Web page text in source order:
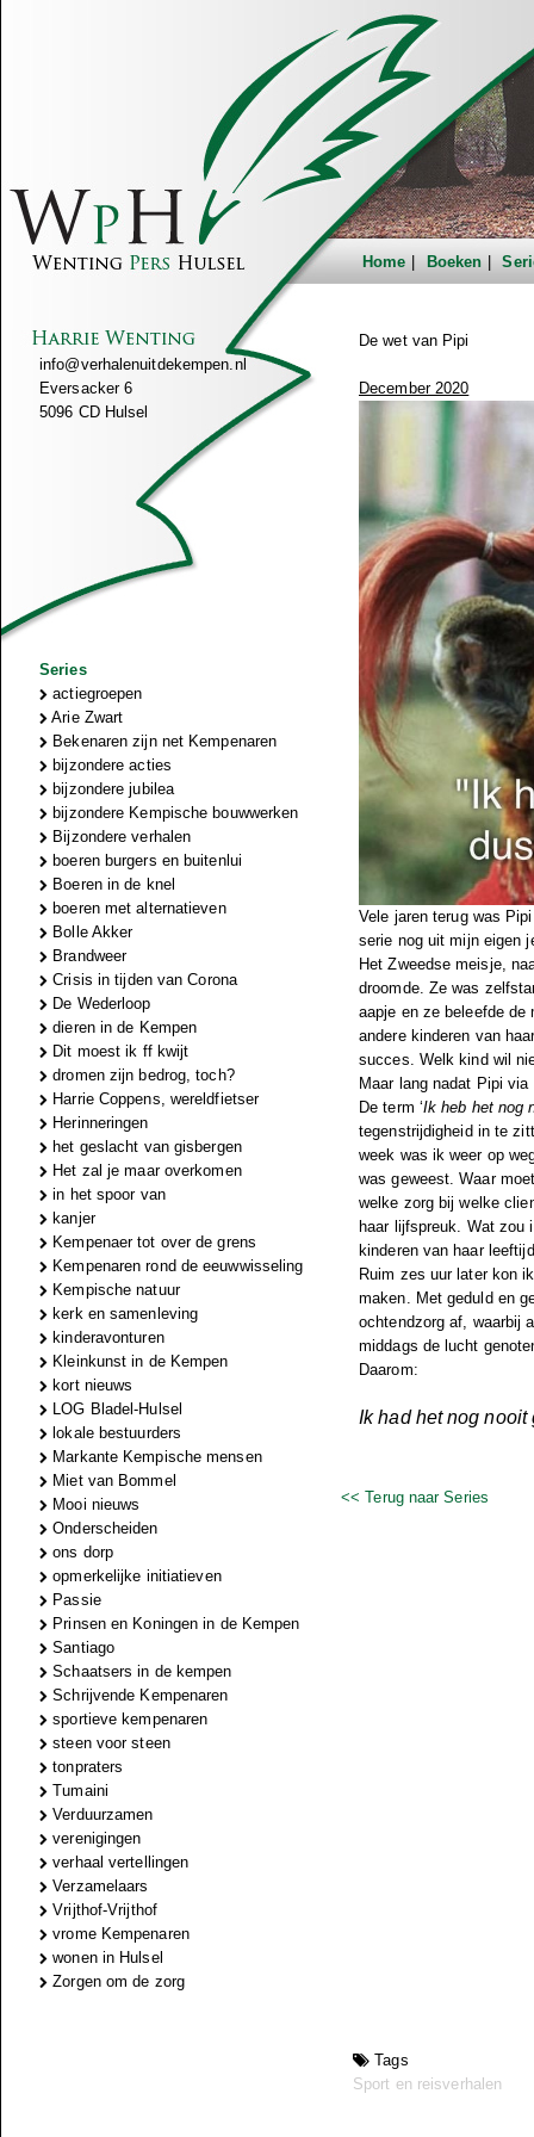
Home Boeken
info@verhalenuitdekempen.nl
Eversacker 6
5096 CD Hulsel
Series
actiegroepen
Arie Zwart
Bekenaren zijn net Kempenaren
bijzondere acties
bijzondere jubilea
bijzondere Kempische bouwwerken
Bijzondere verhalen
boeren burgers en buitenlui
Boeren in de knel
boeren met alternatieven
Bolle Akker
Brandweer
Crisis in tijden van Corona
De Wederloop
dieren in de Kempen
Dit moest ik ff kwijt
dromen zijn bedrog, toch?
Harrie Coppens, wereldfietser
Herinneringen
het geslacht van gisbergen
Het zal je maar overkomen
in het spoor van
kanjer
Kempenaer tot over de grens
Kempenaren rond de eeuwwisseling
Kempische natuur
kerk en samenleving
kinderavonturen
Kleinkunst in de Kempen
kort nieuws
LOG Bladel-Hulsel
lokale bestuurders
Markante Kempische mensen
Miet van Bommel
Mooi nieuws
Onderscheiden
ons dorp
opmerkelijke initiatieven
Passie
Prinsen en Koningen in de Kempen
Santiago
Schaatsers in de kempen
Schrijvende Kempenaren
sportieve kempenaren
steen voor steen
tonpraters
Tumaini
Verduurzamen
verenigingen
verhaal vertellingen
Verzamelaars
Vrijthof-Vrijthof
vrome Kempenaren
wonen in Hulsel
Zorgen om de zorg
De wet van Pipi
December 2020
Vele jaren terug was
serie nog uit mijn eigen
Het Zweedse meisje,
droomde. Ze was
aapje en ze beleefde
andere kinderen van
succes. Welk kind wil
Maar lang nadat Pipi
De term ‘Ik heb het nog
tegenstrijdigheid in te
week was ik weer op
was geweest. Waar
welke zorg bij welke
haar lijfspreuk. Wat zou
kinderen van haar
Ruim zes uur later kon
maken. Met geduld en
ochtendzorg af, waarbij
middags de lucht
Daarom:
Ik had het nog nooit
<< Terug naar Series
Tags
Sport en reisverhalen